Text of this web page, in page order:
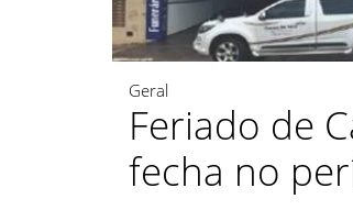
Geral
Feriado de
fecha no